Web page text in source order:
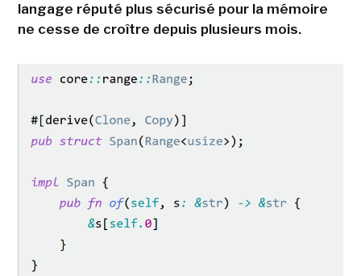
langage réputé plus sécurisé pour la mémoire
ne cesse de croître depuis plusieurs mois.